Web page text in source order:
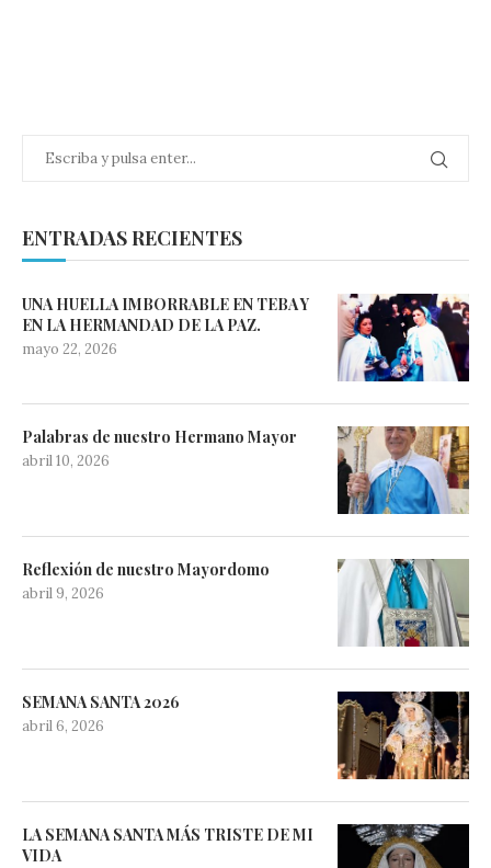
ENTRADAS RECIENTES
UNA HUELLA IMBORRABLE EN TEBA Y
EN LA HERMANDAD DE LA PAZ.
mayo 22, 2026
Palabras de nuestro Hermano Mayor
abril 10, 2026
Reflexión de nuestro Mayordomo
abril 9, 2026
SEMANA SANTA 2026
abril 6, 2026
LA SEMANA SANTA MÁS TRISTE DE MI
VIDA